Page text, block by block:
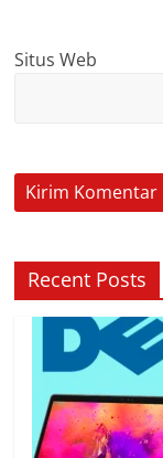
Situs Web
Recent Posts